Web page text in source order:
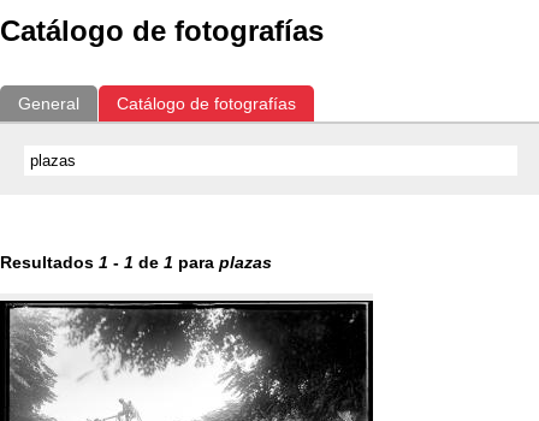
Catálogo de fotografías
General Catálogo de fotografías
Resultados 1 - 1 de 1 para plazas